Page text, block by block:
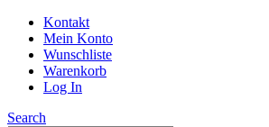
Kontakt
Mein Konto
Wunschliste
Warenkorb
Log In
Search